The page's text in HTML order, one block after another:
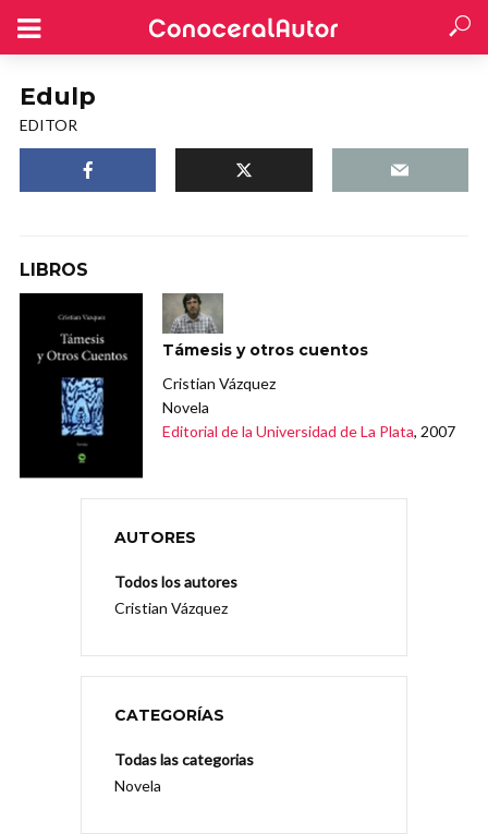
Edulp
EDITOR
LIBROS
Támesis y otros cuentos
Cristian Vázquez
Novela
Editorial de la Universidad de La Plata, 2007
AUTORES
Todos los autores
Cristian Vázquez
CATEGORÍAS
Todas las categorias
Novela